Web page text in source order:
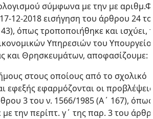
σύμφωνα με την με
12-2018 εισήγηση του άρθρου 24
όπως τροποποιήθηκε και ισχύει,
Υπηρεσιών του
και Θρησκευμάτων, αποφασίζουμε:
στους οποίους από το σχολικό
εφεξής εφαρμόζονται οι προβλέψεις
3 του ν. 1566/1985 (Α΄ 167), όπως
με την περίπτ. γ΄ της παρ. 3 του